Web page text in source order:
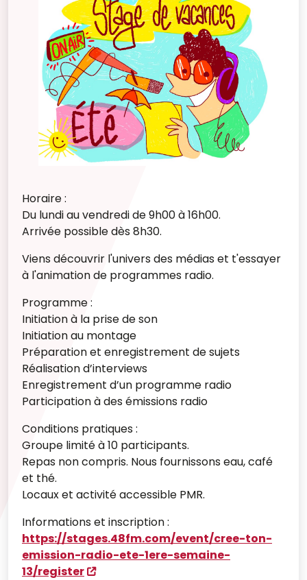
Horaire :
Du lundi au vendredi de 9h00 à 16h00.
Arrivée possible dès 8h30.
Viens découvrir l'univers des médias et t'essayer
à l'animation de programmes radio.
Programme :
Initiation à la prise de son
Initiation au montage
Préparation et enregistrement de sujets
Réalisation d’interviews
Enregistrement d’un programme radio
Participation à des émissions radio
Conditions pratiques :
Groupe limité à 10 participants.
Repas non compris. Nous fournissons eau, café
et thé.
Locaux et activité accessible PMR.
Informations et inscription :
https://stages.48fm.com/event/cree-ton-
emission-radio-ete-1ere-semaine-
13/register